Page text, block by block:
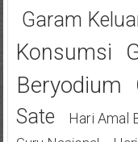
Garam
Konsumsi
Beryodium
Sate
Hari Amal